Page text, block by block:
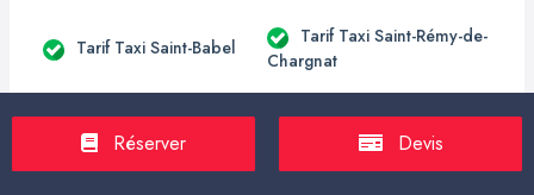
Tarif Taxi Saint-Babel
Tarif Taxi Saint-Rémy-de-
Chargnat
Tarif Taxi Saint-Yvoine
Sainte-Marthe
Réserver Devis